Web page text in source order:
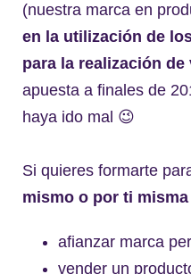
(nuestra marca en
en la utilización de
para la realización de
apuesta a finales de
haya ido mal 😉
Si quieres formarte
mismo o por ti misma
afianzar marca
vender un